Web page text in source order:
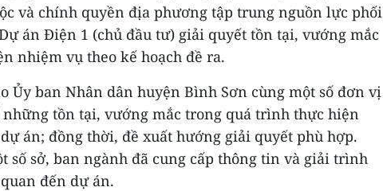
và chính quyền địa phương tập trung nguồn lực phối
án Điện 1 (chủ đầu tư) giải quyết tồn tại, vướng mắc
nhiệm vụ theo kế hoạch đề ra.
Ủy ban Nhân dân huyện Bình Sơn cùng một số đơn vị
tồn tại, vướng mắc trong quá trình thực hiện
án; đồng thời, đề xuất hướng giải quyết phù hợp.
số sở, ban ngành đã cung cấp thông tin và giải trình
đến dự án.